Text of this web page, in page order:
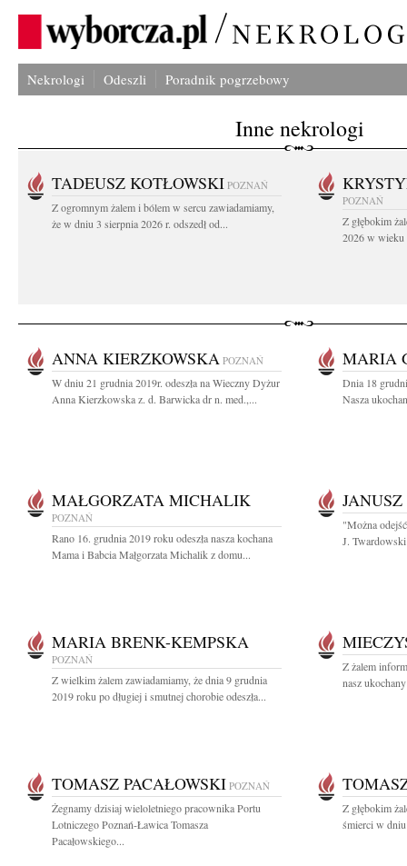
Nekrologi Odeszli Poradnik pogrzebowy
Inne nekrologi
TADEUSZ KOTŁOWSKI POZNAŃ
Z ogromnym żalem i bólem w sercu zawiadamiamy,
że w dniu 3 sierpnia 2026 r. odszedł od...
POZNAŃ
Z głębokim
2026 w wieku
ANNA KIERZKOWSKA POZNAŃ
W dniu 21 grudnia 2019r. odeszła na Wieczny Dyżur
Anna Kierzkowska z. d. Barwicka dr n. med.,...
MARIA
Dnia 18
Nasza
MAŁGORZATA MICHALIK
POZNAŃ
Rano 16. grudnia 2019 roku odeszła nasza kochana
Mama i Babcia Małgorzata Michalik z domu...
"Można
J. Twardowski
MARIA BRENK-KEMPSKA
POZNAŃ
Z wielkim żalem zawiadamiamy, że dnia 9 grudnia
2019 roku po długiej i smutnej chorobie odeszła...
Z żalem
nasz
TOMASZ PACAŁOWSKI POZNAŃ
Żegnamy dzisiaj wieloletniego pracownika Portu
Lotniczego Poznań-Ławica Tomasza
Pacałowskiego...
Z głębokim
śmierci w